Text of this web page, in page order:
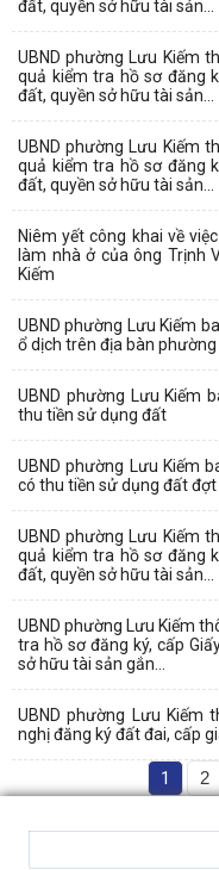
đất, quyền sở hữu tài sản...
UBND phường Lưu Kiếm
quả kiểm tra hồ sơ đăng
đất, quyền sở hữu tài sản...
UBND phường Lưu Kiếm
quả kiểm tra hồ sơ đăng
đất, quyền sở hữu tài sản...
Niêm yết công khai về
làm nhà ở của ông Trịnh
Kiếm
UBND phường Lưu Kiếm
ổ dịch trên địa bàn phường
UBND phường Lưu Kiếm
thu tiền sử dụng đất
UBND phường Lưu Kiếm
có thu tiền sử dụng đất
UBND phường Lưu Kiếm
quả kiểm tra hồ sơ đăng
đất, quyền sở hữu tài sản...
UBND phường Lưu Kiếm
tra hồ sơ đăng ký, cấp
sở hữu tài sản gắn...
UBND phường Lưu Kiếm
nghị đăng ký đất đai, cấp
1 2